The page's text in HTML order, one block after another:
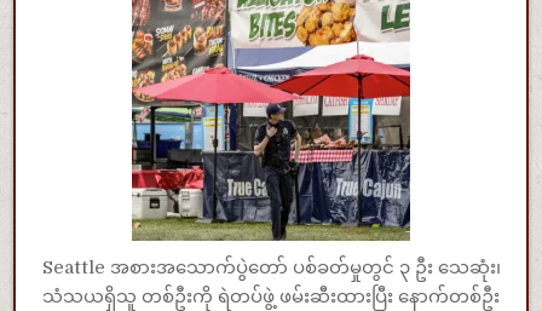
Seattle အစားအသောက်ပွဲတော် ပစ်ခတ်မှုတွင် ၃ ဦး သေဆုံး၊
သံသယရှိသူ တစ်ဦးကို ရဲတပ်ဖွဲ့ ဖမ်းဆီးထားပြီး နောက်တစ်ဦး